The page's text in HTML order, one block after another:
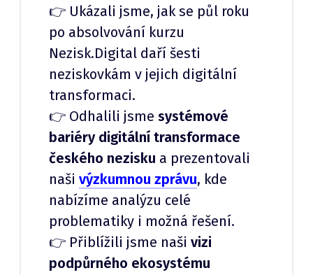
👉 Ukázali jsme, jak se půl roku
po absolvování kurzu
Nezisk.Digital daří šesti
neziskovkám v jejich digitální
transformaci.
👉 Odhalili jsme systémové
bariéry digitální transformace
českého nezisku a prezentovali
naši výzkumnou zprávu, kde
nabízíme analýzu celé
problematiky i možná řešení.
👉 Přiblížili jsme naši vizi
podpůrného ekosystému